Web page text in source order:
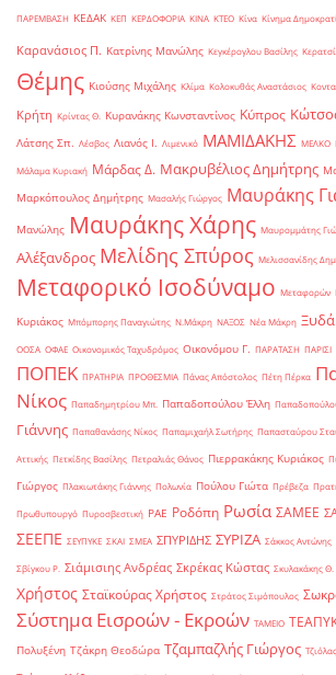
ΠΑΡΕΜΒΑΣΗ ΚΕΔΑΚ ΚΕΠ ΚΕΡΔΟΦΟΡΙΑ ΚΙΝΑ ΚΤΕΟ Κίνα Κίνημα
Καρανάσιος Π. Κατρίνης Μανώλης Κεγκέρογλου Βασίλης
Θέμης Κιούσης Μιχάλης Κλίμα Κολοκυθάς Αναστάσιος
Κρήτη Κρίντας Θ. Κυρανάκης Κωνσταντίνος Κύπρος
Λάτσης Σπ. Λέσβος Λιανός Ι. Λιμενικό ΜΑΜΙΔΑΚΗΣ ΜΕΛΚΟ
Μάλαμα Κυριακή Μάρδας Δ. Μακρυβέλιος Δημήτρης
Μαρκόπουλος Δημήτρης Μασαλής Γιώργος Μαυράκης
Μανώλης Μαυράκης Χάρης Μαυρομμάτης
Αλέξανδρος Μελίδης Σπύρος Μελισσανίδης
Μεταφορικό Ισοδύναμο Μεταφορών
Κυριάκος Μπόμπορης Παναγιώτης Ν.Μάκρη ΝΑΞΟΣ Νέα Μάκρη
ΟΟΣΑ ΟΦΑΕ Οικονομικός Ταχυδρόμος Οικονόμου Γ. ΠΑΡΑΤΑΣΗ ΠΑΡΙΣΙ
ΠΟΠΕΚ ΠΡΑΤΗΡΙΑ ΠΡΟΘΕΣΜΙΑ Πάνας Απόστολος Πέτη Πέρκα
Νίκος Παπαδημητρίου Μπ. Παπαδοπούλου Έλλη
Γιάννης Παπαθανάσης Νίκος Παπαμιχαήλ Σωτήρης Παπασταύρου
Αττικής Πετκίδης Βασίλης Πετραλιάς Θάνος Πιερρακάκης Κυριάκος
Γιώργος Πλακιωτάκης Γιάννης Πολωνία Πούλου Γιώτα Πρέβεζα
Πρωθυπουργό Πυροσβεστική ΡΑΕ Ροδόπη Ρωσία ΣΑΜΕΕ
ΣΕΕΠΕ ΣΕΥΠΥΚΕ ΣΚΑΙ ΣΜΕΑ ΣΠΥΡΙΔΗΣ ΣΥΡΙΖΑ Σάκκος Αντώνης
Σβίγκου Ρ. Σιάμισιης Ανδρέας Σκρέκας Κώστας Σκυλακάκης Θ.
Χρήστος Σταϊκούρας Χρήστος Στράτος Σιμόπουλος
Σύστημα Εισροών - Εκροών ΤΑΜΕΙΟ
Πολυξένη Τζάκρη Θεοδώρα Τζαμπαζλής Γιώργος